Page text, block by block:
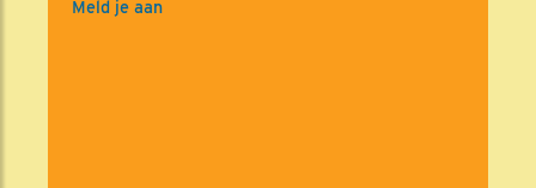
Meld je aan